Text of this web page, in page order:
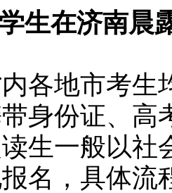
生在济南晨
各地市考生
身份证、高
生一般以社
名，具体流